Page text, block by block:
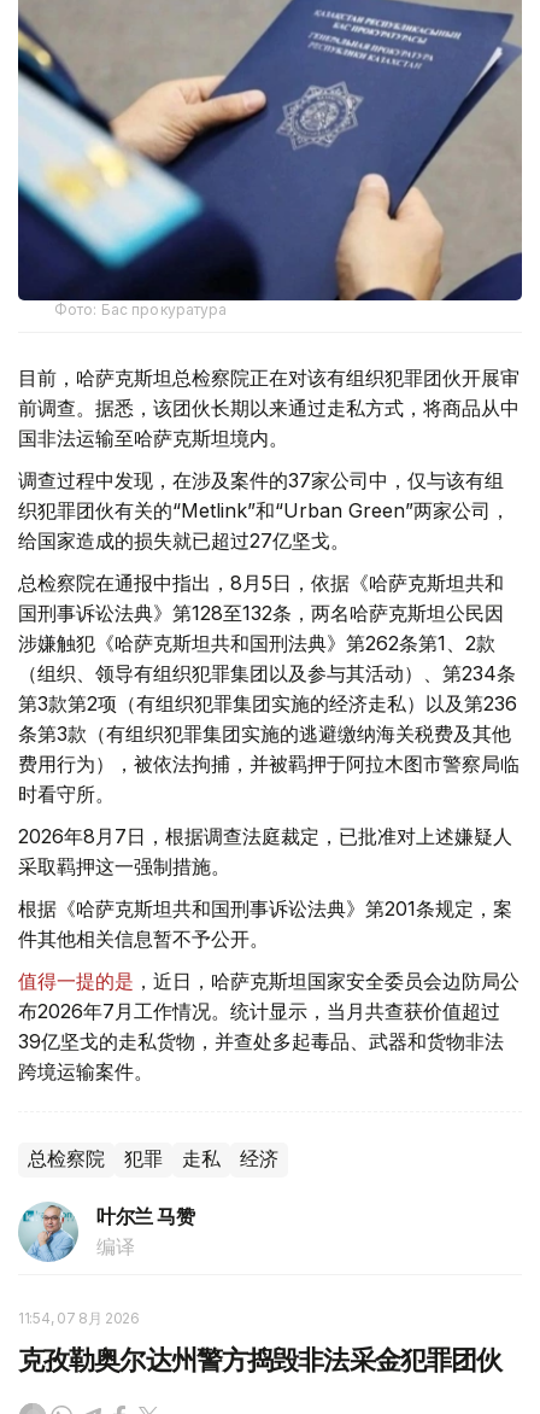
Фото: Бас прокуратура
目前，哈萨克斯坦总检察院正在对该有组织犯罪团伙开展审
前调查。据悉，该团伙长期以来通过走私方式，将商品从中
国非法运输至哈萨克斯坦境内。
调查过程中发现，在涉及案件的37家公司中，仅与该有组
织犯罪团伙有关的“Metlink”和“Urban Green”两家公司，
给国家造成的损失就已超过27亿坚戈。
总检察院在通报中指出，8月5日，依据《哈萨克斯坦共和
国刑事诉讼法典》第128至132条，两名哈萨克斯坦公民因
涉嫌触犯《哈萨克斯坦共和国刑法典》第262条第1、2款
（组织、领导有组织犯罪集团以及参与其活动）、第234条
第3款第2项（有组织犯罪集团实施的经济走私）以及第236
条第3款（有组织犯罪集团实施的逃避缴纳海关税费及其他
费用行为），被依法拘捕，并被羁押于阿拉木图市警察局临
时看守所。
2026年8月7日，根据调查法庭裁定，已批准对上述嫌疑人
采取羁押这一强制措施。
根据《哈萨克斯坦共和国刑事诉讼法典》第201条规定，案
件其他相关信息暂不予公开。
值得一提的是 ，近日，哈萨克斯坦国家安全委员会边防局公
布2026年7月工作情况。统计显示，当月共查获价值超过
39亿坚戈的走私货物，并查处多起毒品、武器和货物非法
跨境运输案件。
总检察院 犯罪 走私 经济
叶尔兰 马赞
编译
11:54, 07 8月 2026
克孜勒奥尔达州警方捣毁非法采金犯罪团伙